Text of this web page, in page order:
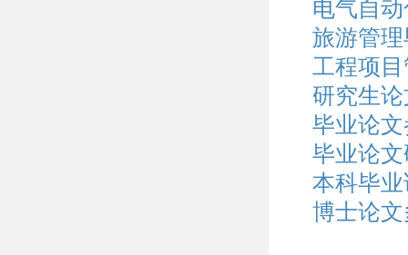
电气自
旅游管
工程项
研究生
毕业论
毕业论
本科毕
博士论